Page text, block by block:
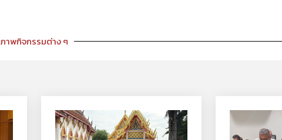
ภาพกิจกรรมต่าง ๆ